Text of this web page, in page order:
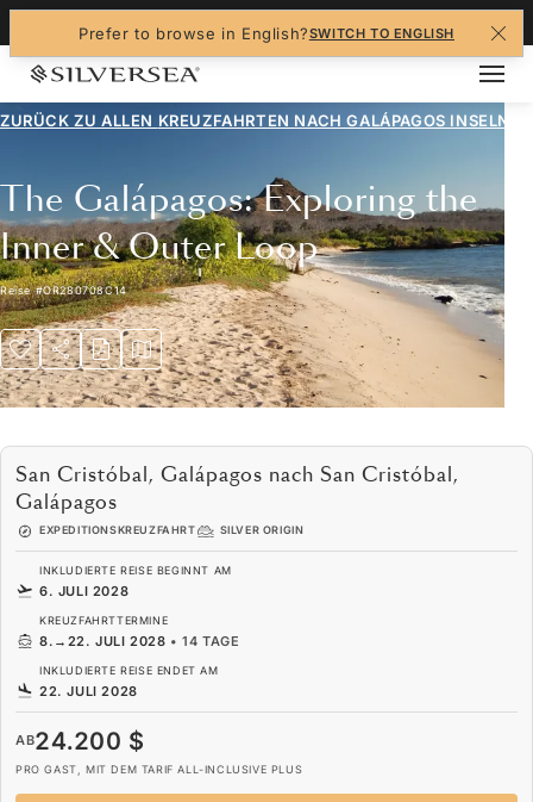
Prefer to browse in English?SWITCH TO ENGLISH
ZURÜCK ZU ALLEN KREUZFAHRTEN NACH GALÁPAGOS INSELN
The Galápagos: Exploring the
Inner & Outer Loop
Reise#OR280708C14
San Cristóbal, Galápagos nach San Cristóbal,
Galápagos
EXPEDITIONSKREUZFAHRT SILVER ORIGIN
INKLUDIERTE REISE BEGINNT AM
6. JULI 2028
KREUZFAHRTTERMINE
8. → 22. JULI 2028 •14 TAGE
INKLUDIERTE REISE ENDET AM
22. JULI 2028
AB24.200 $
PRO GAST, MIT DEM TARIF ALL-INCLUSIVE PLUS